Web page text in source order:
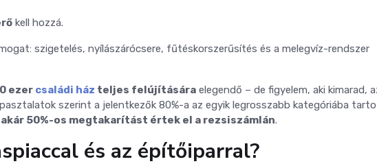
kell hozzá.
szigetelés, nyílászárócsere, fűtéskorszerűsítés és a melegvíz-rendszer
ezer családi ház teljes felújítására elegendő – de figyelem, aki kimarad,
szerint a jelentkezők 80%-a az egyik legrosszabb kategóriába
akár 50%-os megtakarítást értek el a rezsiszámlán.
és az építőiparral?